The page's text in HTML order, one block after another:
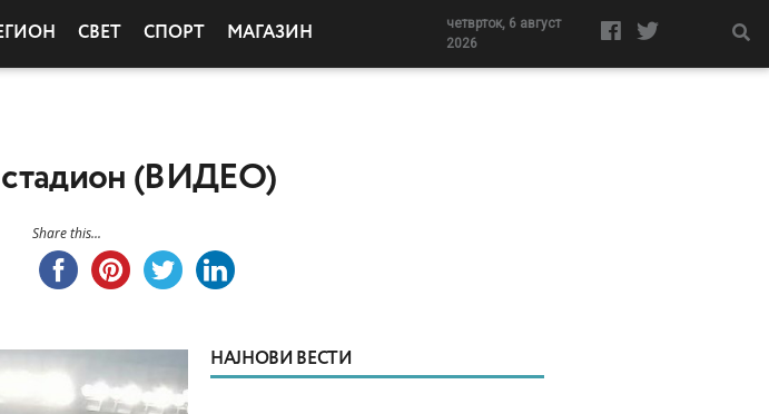
СВЕТ СПОРТ МАГАЗИН
четврток, 6 август
2026
стадион (ВИДЕО)
Share this...
НАЈНОВИ ВЕСТИ